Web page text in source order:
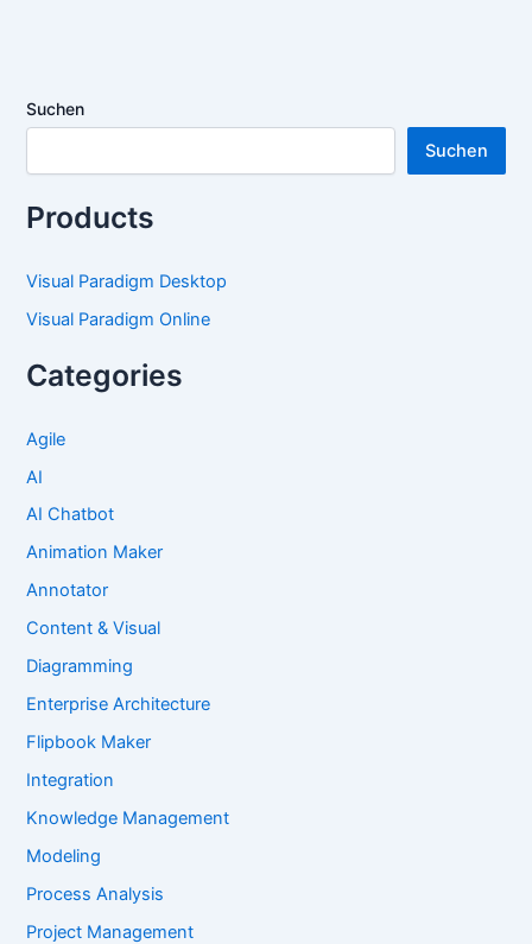
Suchen
Suchen
Products
Visual Paradigm Desktop
Visual Paradigm Online
Categories
Agile
AI
AI Chatbot
Animation Maker
Annotator
Content & Visual
Diagramming
Enterprise Architecture
Flipbook Maker
Integration
Knowledge Management
Modeling
Process Analysis
Project Management